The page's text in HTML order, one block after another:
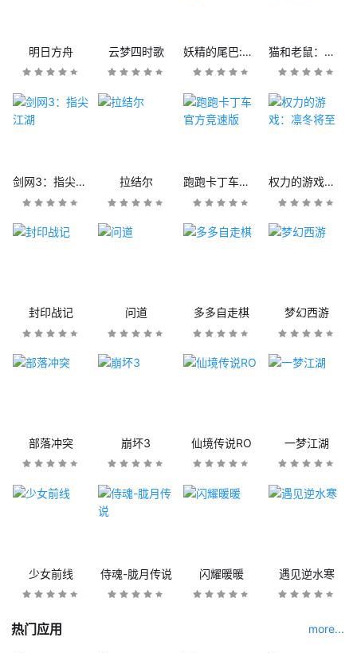
明日方舟 云梦四时歌 妖精的尾巴:魔导少年 猫和老鼠：欢乐互动
剑网3：指尖江湖 拉结尔 跑跑卡丁车官方竞速版 权力的游戏：凛冬将至
封印战记 问道 多多自走棋 梦幻西游
部落冲突 崩坏3 仙境传说RO 一梦江湖
少女前线 侍魂-胧月传说 闪耀暖暖 遇见逆水寒
热门应用 more...